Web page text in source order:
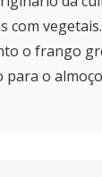
o frango
o